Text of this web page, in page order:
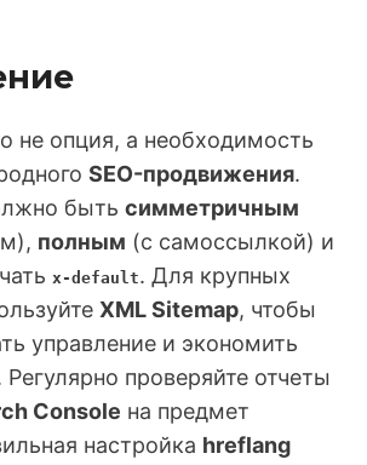
не опция, а необходимость
SEO-продвижения.
быть симметричным
полным (с самоссылкой) и
x-default. Для крупных
XML Sitemap, чтобы
управление и экономить
Регулярно проверяйте отчеты
Console на предмет
настройка hreflang